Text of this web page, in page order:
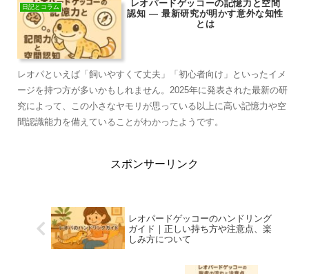
日記とコラム
レオパードゲッコーの記憶力と空間
認知 ― 最新研究が明かす意外な知性
とは
レオパといえば「飼いやすくて丈夫」「初心者向け」といったイメ
ージを持つ方が多いかもしれません。2025年に発表された最新の研
究によって、この小さなヤモリが思っている以上に高い記憶力や空
間認識能力を備えていることがわかったようです。
スポンサーリンク
レオパードゲッコーのハンドリング
ガイド｜正しい持ち方や注意点、楽
しみ方について